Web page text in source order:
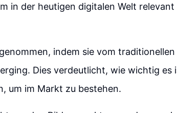
in der heutigen digitalen Welt relevant
indem sie vom traditionellen
Dies verdeutlicht, wie wichtig es
um im Markt zu bestehen.